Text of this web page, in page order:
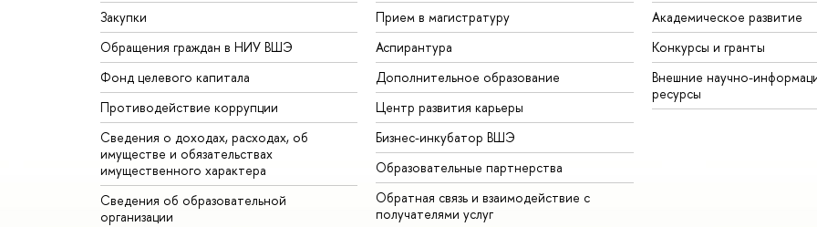
Закупки
Обращения граждан в НИУ ВШЭ
Фонд целевого капитала
Противодействие коррупции
Сведения о доходах, расходах, об
имуществе и обязательствах
имущественного характера
Сведения об образовательной
организации
Прием в магистратуру
Аспирантура
Дополнительное образование
Центр развития карьеры
Бизнес-инкубатор ВШЭ
Образовательные партнерства
Обратная связь и взаимодействие с
получателями услуг
Академическое развитие
Конкурсы и гранты
Внешние научно-
ресурсы